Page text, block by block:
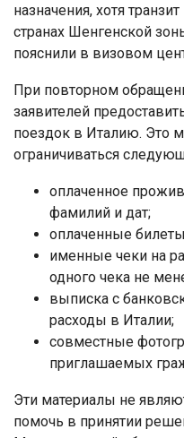
назначения, хотя
странах Шенгенской
пояснили в визовом
При повторном
заявителей
поездок в Италию. Это
ограничиваться
оплаченное
фамилий и дат;
оплаченные
именные чеки на
одного чека не
выписка с
расходы в Италии;
совместные
приглашаемых
Эти материалы не
помочь в принятии